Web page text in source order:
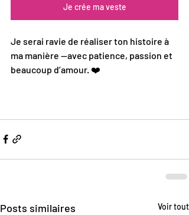
Je crée ma veste
Je serai ravie de réaliser ton histoire à
ma manière —avec patience, passion et
beaucoup d’amour. ❤️
Posts similaires Voir tout